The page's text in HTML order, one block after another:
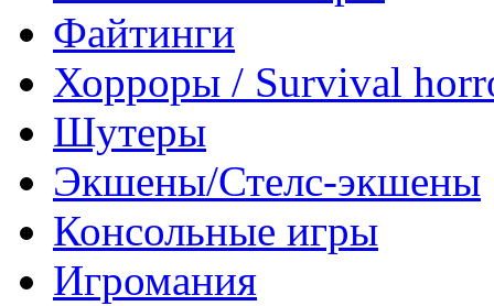
Файтинги
Хорроры / Survival
Шутеры
Экшены/Стелс-экшены
Консольные игры
Игромания